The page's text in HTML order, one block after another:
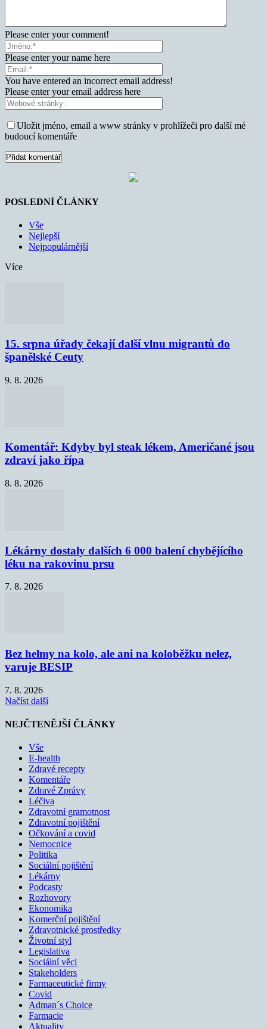
Please enter your comment!
Please enter your name here
You have entered an incorrect email address!
Please enter your email address here
Uložit jméno, email a www stránky v prohlížeči pro další mé
budoucí komentáře
POSLEDNÍ ČLÁNKY
Vše
Nejlepší
Nejpopulárnější
Více
15. srpna úřady čekají další vlnu migrantů do
španělské Ceuty
9. 8. 2026
Komentář: Kdyby byl steak lékem, Američané jsou
zdraví jako řípa
8. 8. 2026
Lékárny dostaly dalších 6 000 balení chybějícího
léku na rakovinu prsu
7. 8. 2026
Bez helmy na kolo, ale ani na koloběžku nelez,
varuje BESIP
7. 8. 2026
Načíst další
NEJČTENĚJŠÍ ČLÁNKY
Vše
E-health
Zdravé recepty
Komentáře
Zdravé Zprávy
Léčiva
Zdravotní gramotnost
Zdravotní pojištění
Očkování a covid
Nemocnice
Politika
Sociální pojištění
Lékárny
Podcasty
Rozhovory
Ekonomika
Komerční pojištění
Zdravotnické prostředky
Životní styl
Legislativa
Sociální věci
Stakeholders
Farmaceutické firmy
Covid
Adman´s Choice
Farmacie
Aktuality